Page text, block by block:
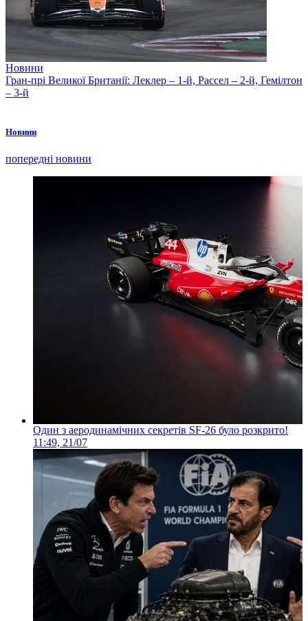
Новини
Гран-прі Великої Британії: Леклер – 1-й, Рассел – 2-й, Гемілтон
– 3-й
Новини
попередні новини
Один з аеродинамічних секретів SF-26 було розкрито!
11:49, 21/07